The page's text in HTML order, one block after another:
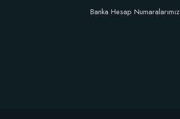
Banka Hesap Numaralarımız